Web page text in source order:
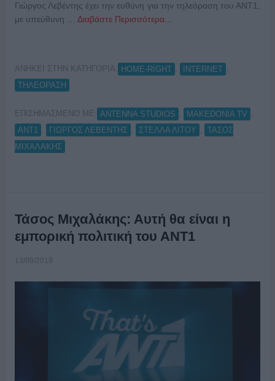
Γιώργος Λεβέντης έχει την ευθύνη για την τηλεόραση του ΑΝΤ1,
με υπεύθυνη … Διαβάστε Περισσότερα...
ΑΝΗΚΕΙ ΣΤΗΝ ΚΑΤΗΓΟΡΙΑ: HOME-RIGHT INTERNET
ΤΗΛΕΟΡΑΣΗ
ΕΠΙΣΗΜΑΣΜΕΝΟ ΜΕ: ANTENNA STUDIOS MAKEDONIA TV
ΑΝΤ1
ΓΙΩΡΓΟΣ ΛΕΒΕΝΤΗΣ ΣΤΕΛΛΑ ΛΙΤΟΥ
ΤΑΣΟΣ
ΜΙΧΑΛΑΚΗΣ
Τάσος Μιχαλάκης: Αυτή θα είναι η
εμπορική πολιτική του ΑΝΤ1
13/09/2019